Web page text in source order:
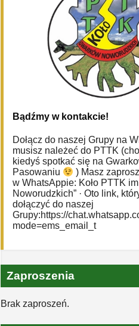
Bądźmy w kontakcie!
Dołącz do naszej Grupy na
musisz należeć do PTTK
kiedyś spotkać się na
Pasowaniu
) Masz
w WhatsAppie: ‎Koło PTTK
Noworudzkich” · Oto link,
dołączyć do naszej
Grupy:https://
mode=ems_email_t
Zaproszenia
Brak zaproszeń.